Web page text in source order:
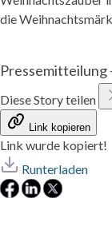
die
Pressemitteilung
Diese Story teilen
Link kopieren
Link wurde kopiert!
Runterladen